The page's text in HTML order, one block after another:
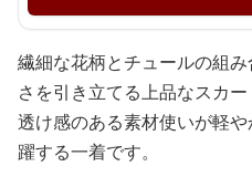
繊細な花柄とチュールの組
さを引き立てる上品なスカー
透け感のある素材使いが軽
躍する一着です。